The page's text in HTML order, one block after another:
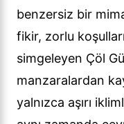
benzersiz bir
fikir, zorlu
simgeleyen Çöl
manzaralardan
yalnızca aşırı